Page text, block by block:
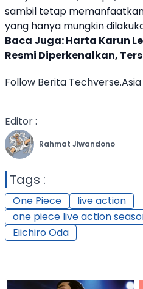
sambil tetap
yang hanya mungkin
Baca Juga:Harta Karun
Resmi Diperkenalkan,
Follow Berita Techverse.Asia
Editor :
Rahmat Jiwandono
Tags :
One Piece
live action
one piece live action
Eiichiro Oda